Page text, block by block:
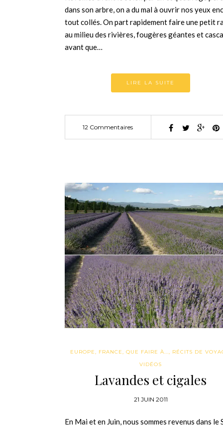
dans son arbre, on a du mal à ouvrir nos yeux
tout collés. On part rapidement faire une petit
au milieu des rivières, fougères géantes et
avant que…
LIRE LA SUITE
12 Commentaires
EUROPE, FRANCE, QUE FAIRE À..., RÉCITS DE
VIDÉOS
Lavandes et cigales
21 JUIN 2011
En Mai et en Juin, nous sommes revenus dans le